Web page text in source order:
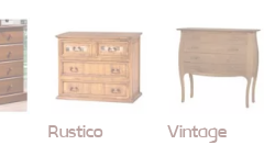
Rustico Vintage